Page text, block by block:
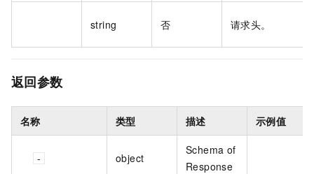
string 否 请求头。
返回参数
名称 类型 描述 示例值
object
Schema of
Response